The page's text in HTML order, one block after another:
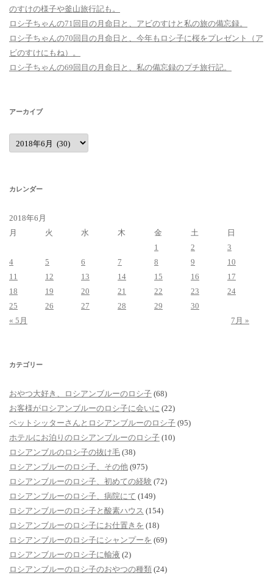
のすけの様子や釜山旅行記も。
ロシ子ちゃんの71回目の月命日と、アビのすけと私の旅の備忘録。
ロシ子ちゃんの70回目の月命日と、今年もロシ子に桜をプレゼント（ア
ビのすけにもね）。
ロシ子ちゃんの69回目の月命日と、私の備忘録のプチ旅行記。
アーカイブ
ア
ー
カ
カレンダー
2018年6月
月
火 水 木 金 土
日
1
2
3
4
5 6 7 8 9
10
11
12 13 14 15 16
17
18
19 20 21 22 23
24
25
26 27 28 29
30
« 5月
7月 »
カテゴリー
おやつ大好き、ロシアンブルーのロシ子 (68)
お客様がロシアンブルーのロシ子に会いに (22)
ペットシッターさんとロシアンブルーのロシ子 (95)
ホテルにお泊りのロシアンブルーのロシ子 (10)
ロシアンブルのロシ子の抜け毛 (38)
ロシアンブルーのロシ子、その他 (975)
ロシアンブルーのロシ子、初めての経験 (72)
ロシアンブルーのロシ子、病院にて (149)
ロシアンブルーのロシ子と酸素ハウス (154)
ロシアンブルーのロシ子にお仕置きを (18)
ロシアンブルーのロシ子にシャンプーを (69)
ロシアンブルーのロシ子に輸液 (2)
ロシアンブルーのロシ子のおやつの種類 (24)